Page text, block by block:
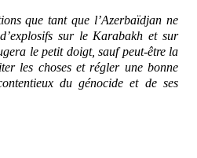
que tant que l’Azerbaïdjan ne
sur le Karabakh et sur
le petit doigt, sauf peut-être la
les choses et régler une bonne
du génocide et de ses